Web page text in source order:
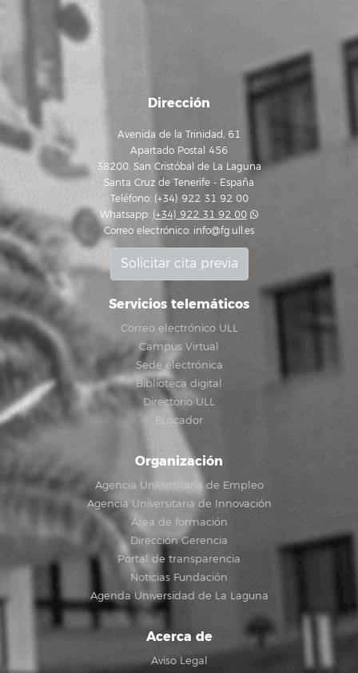
Dirección
Avenida de la Trinidad, 61
Apartado Postal 456
38200, San Cristóbal de La Laguna
Santa Cruz de Tenerife - España
Teléfono: (+34) 922 31 92 00
Whatsapp: (+34) 922 31 92 00
Correo electrónico: info@fg.ull.es
Solicitar cita previa
Servicios telemáticos
Correo electrónico ULL
Campus Virtual
Sede electrónica
Biblioteca digital
Directorio ULL
Buscador
Organización
Agencia Universitaria de Empleo
Agencia Universitaria de Innovación
Área de formación
Dirección Gerencia
Portal de transparencia
Noticias Fundación
Agenda Universidad de La Laguna
Acerca de
Aviso Legal